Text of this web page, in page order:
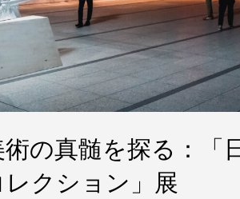
術の真髄を探る：「
クション」展